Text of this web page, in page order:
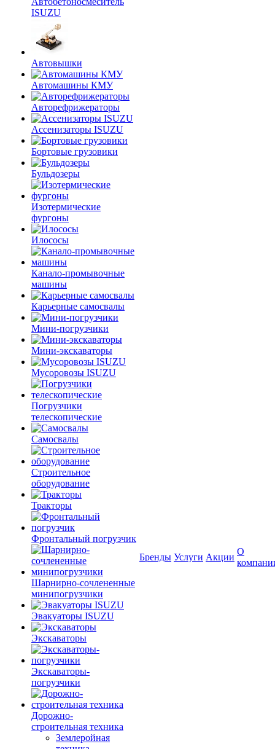
ISUZU
Автовышки
Автомашины КМУ
Авторефрижераторы
Ассенизаторы ISUZU
Бортовые грузовики
Бульдозеры
Изотермические
фургоны
Илососы
Канало-промывочные
машины
Карьерные самосвалы
Мини-погрузчики
Мини-экскаваторы
Мусоровозы ISUZU
Погрузчики
телескопические
Самосвалы
Строительное
оборудование
Тракторы
Фронтальный погрузчик
Шарнирно-сочлененные
минипогрузчики
Эвакуаторы ISUZU
Экскаваторы
Экскаваторы-
погрузчики
Дорожно-
строительная техника
Землеройная
Бренды Услуги Акции
О